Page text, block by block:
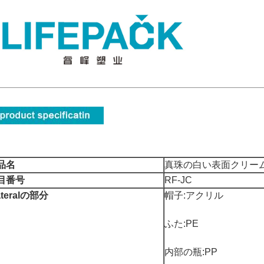
名
真珠の白い表面クリー
番号
RF-JC
の部分
帽子:アクリル
ふた:PE
内部の瓶:PP